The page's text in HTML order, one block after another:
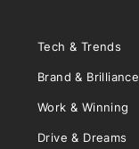
Tech & Trends
Brand & Brilliance
Work & Winning
Drive & Dreams